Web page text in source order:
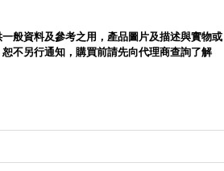
般資料及參考之用，產品圖片及描述與實物或
不另行通知，購買前請先向代理商查詢了解